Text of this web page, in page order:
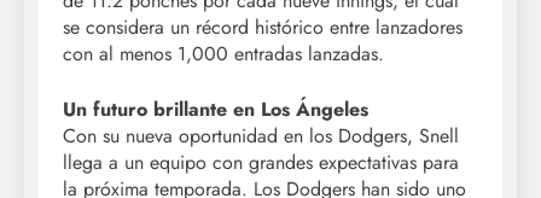
se considera un récord histórico entre lanzadores
con al menos 1,000 entradas lanzadas.
Un futuro brillante en Los Ángeles
Con su nueva oportunidad en los Dodgers, Snell
llega a un equipo con grandes expectativas para
la próxima temporada. Los Dodgers han sido uno